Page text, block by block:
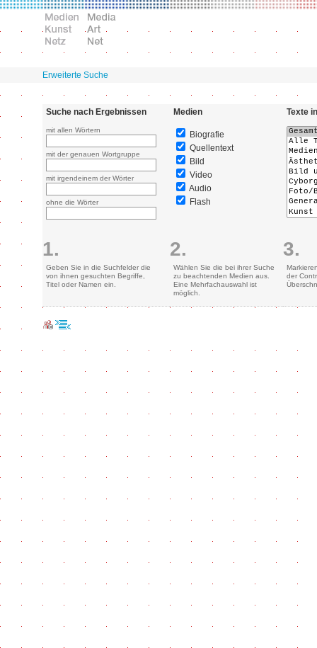
Erweiterte Suche
Suche nach Ergebnissen
mit allen Wörtern
mit der genauen Wortgruppe
mit irgendeinem der Wörter
ohne die Wörter
1.
Geben Sie in die Suchfelder die
von ihnen gesuchten Begriffe,
Titel oder Namen ein.
Medien
Biografie
Quellentext
Bild
Video
Audio
Flash
2.
Wählen Sie die bei ihrer Suche
zu beachtenden Medien aus.
Eine Mehrfachauswahl ist
möglich.
Texte in
3.
der